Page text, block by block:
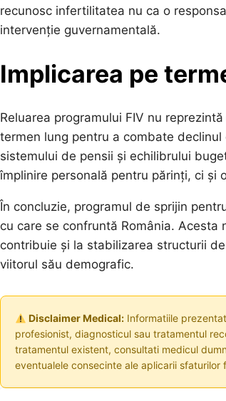
recunosc infertilitatea nu ca o
intervenție guvernamentală.
Implicarea pe
Reluarea programului FIV nu
termen lung pentru a combate
sistemului de pensii și echilibrului
împlinire personală pentru părinți, ci și
În concluzie, programul de sprijin
cu care se confruntă România.
contribuie și la stabilizarea structurii
viitorul său demografic.
Disclaimer Medical:Informatiile
profesionist, diagnosticul sau tratamentul
tratamentul existent, consultati medicul
eventualele consecinte ale aplicarii